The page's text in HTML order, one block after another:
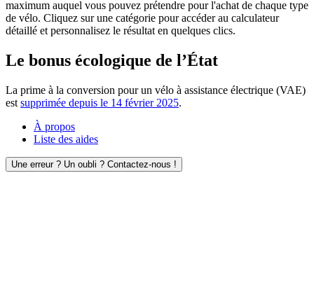
maximum auquel vous pouvez prétendre pour l'achat de chaque type
de vélo. Cliquez sur une catégorie pour accéder au calculateur
détaillé et personnalisez le résultat en quelques clics.
Le bonus écologique de l’État
La prime à la conversion pour un vélo à assistance électrique (VAE)
est supprimée depuis le 14 février 2025.
À propos
Liste des aides
Une erreur ? Un oubli ? Contactez-nous !